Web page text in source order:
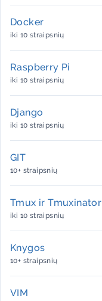
Docker
iki 10 straipsnių
Raspberry Pi
iki 10 straipsnių
Django
iki 10 straipsnių
GIT
10+ straipsnių
Tmux ir Tmuxinator
iki 10 straipsnių
Knygos
10+ straipsnių
VIM